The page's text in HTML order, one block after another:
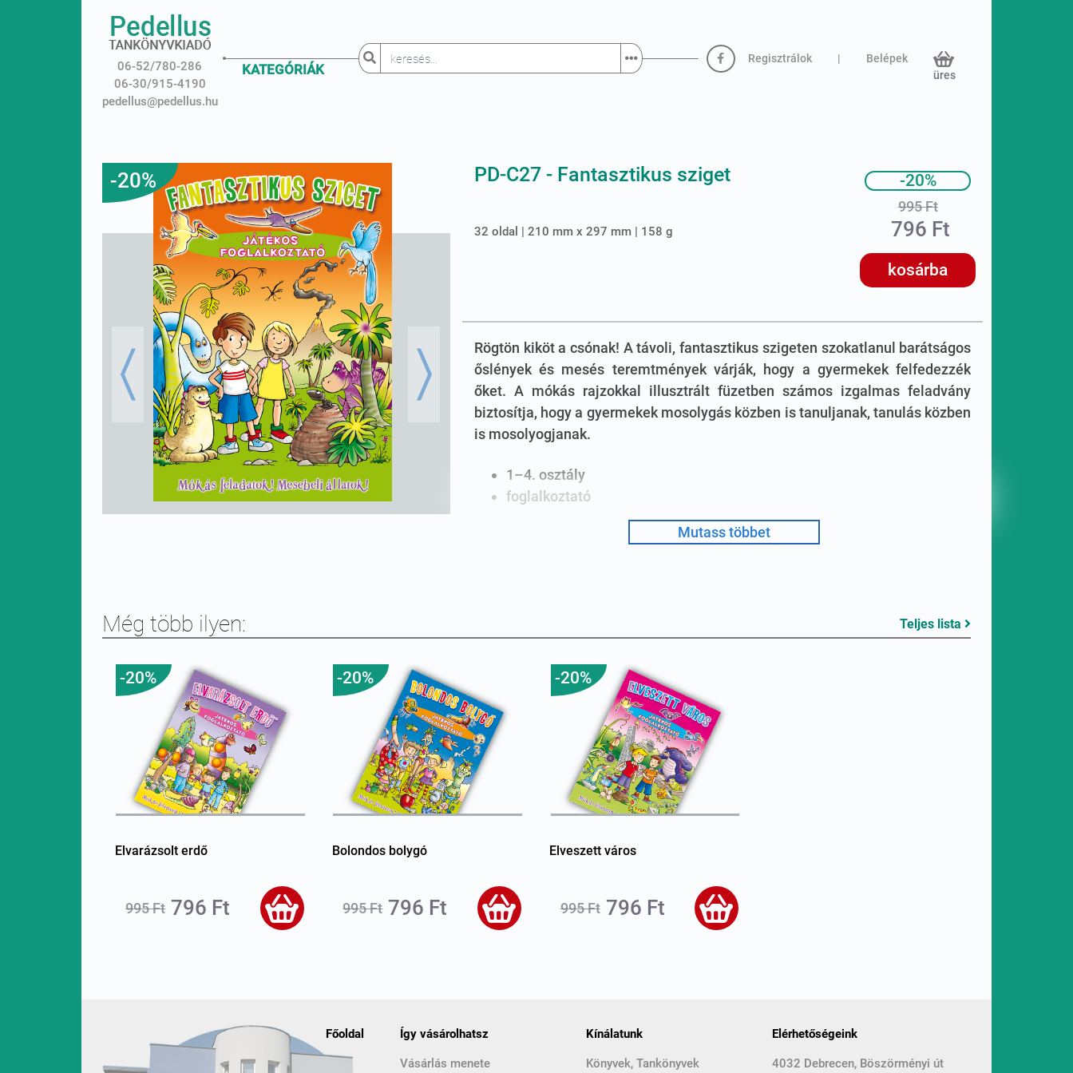
06-52/780-286
06-30/915-4190
pedellus@pedellus.hu
KATEGÓRIÁK
Regisztrálok |
Belépek
üres
-20%
Previous Next
PD-C27 - Fantasztikus sziget
32 oldal | 210 mm x 297 mm | 158 g
-20%
995 Ft
796 Ft
kosárba
Rögtön kiköt a csónak! A távoli, fantasztikus szigeten szokatlanul barátságos
őslények és mesés teremtmények várják, hogy a gyermekek felfedezzék
őket. A mókás rajzokkal illusztrált füzetben számos izgalmas feladvány
biztosítja, hogy a gyermekek mosolygás közben is tanuljanak, tanulás közben
is mosolyogjanak.
1–4. osztály
foglalkoztató
Mutass többet
Még több ilyen: Teljes lista
-20%
Elvarázsolt erdő
995 Ft 796 Ft
-20%
Bolondos bolygó
995 Ft 796 Ft
-20%
Elveszett város
995 Ft 796 Ft
Főoldal Így vásárolhatsz
Vásárlás menete
Kínálatunk
Könyvek, Tankönyvek
Elérhetőségeink
4032 Debrecen, Böszörményi út